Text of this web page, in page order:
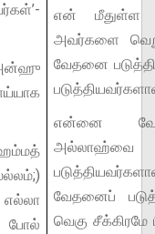
எல்லா
போல்
என் மீதுள்ள
அவர்களை
வேதனை
என்னை
வேதனைப்
வெகு